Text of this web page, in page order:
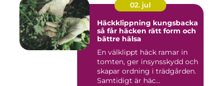
02. jul
Häckklippning kungsbacka
så får häcken rätt form och
bättre hälsa
En välklippt häck ramar in
tomten, ger insynsskydd och
skapar ordning i trädgården.
Samtidigt är häc...